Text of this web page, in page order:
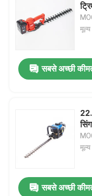
सबसे अच्छी
सबसे अच्छी